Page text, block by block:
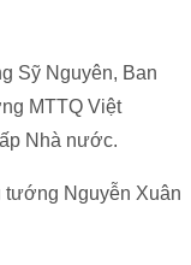
Sỹ Nguyên, Ban
MTTQ Việt
Nhà nước.
Nguyễn Xuân